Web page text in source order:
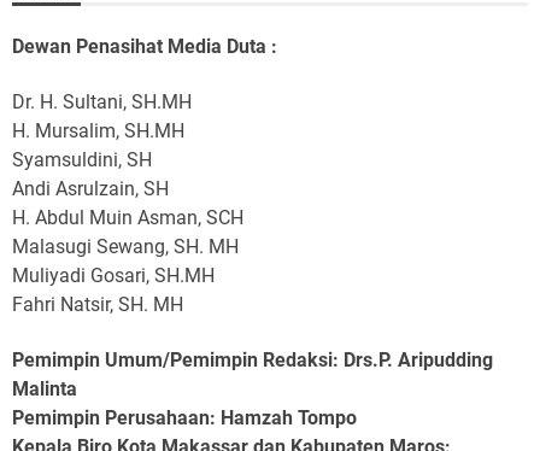
Dewan Penasihat Media Duta :
Dr. H. Sultani, SH.MH
H. Mursalim, SH.MH
Syamsuldini, SH
Andi Asrulzain, SH
H. Abdul Muin Asman, SCH
Malasugi Sewang, SH. MH
Muliyadi Gosari, SH.MH
Fahri Natsir, SH. MH
Pemimpin Umum/Pemimpin Redaksi: Drs.P. Aripudding
Malinta
Pemimpin Perusahaan: Hamzah Tompo
Kepala Biro Kota Makassar dan Kabupaten Maros: